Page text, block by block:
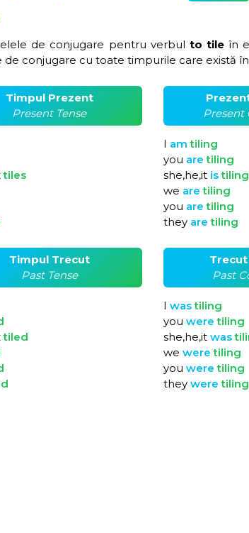
de conjugare pentru verbul to tileîn
de conjugare cu toate timpurile care există
Timpul Prezent
Present Tense
tiles
Present
I amtiling
you aretiling
she,he,it istiling
we aretiling
you aretiling
they aretiling
Timpul Trecut
Past Tense
tiled
Past
I wastiling
you weretiling
she,he,it was
we weretiling
you weretiling
they weretiling